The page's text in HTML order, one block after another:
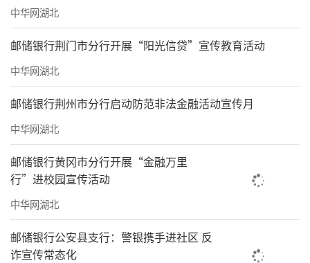
中华网湖北
邮储银行荆门市分行开展“阳光信贷”宣传教育活动
中华网湖北
邮储银行荆州市分行启动防范非法金融活动宣传月
中华网湖北
邮储银行黄冈市分行开展“金融万里
行”进校园宣传活动
中华网湖北
邮储银行公安县支行：警银携手进社区 反
诈宣传常态化